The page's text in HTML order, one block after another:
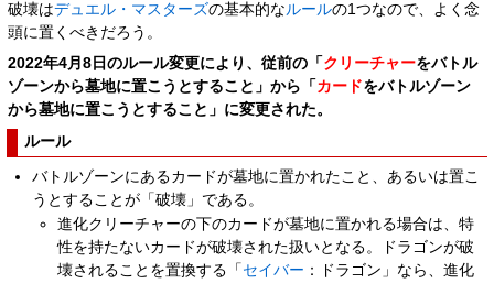
破壊はデュエル・マスターズの基本的なルールの1つなので、よく念
頭に置くべきだろう。
2022年4月8日のルール変更により、従前の「 クリーチャーをバトル
ゾーンから墓地に置こうとすること」から「 カードをバトルゾーン
から墓地に置こうとすること」に変更された。
ルール
バトルゾーンにあるカードが墓地に置かれたこと、あるいは置こ
うとすることが「破壊」である。
進化クリーチャーの下のカードが墓地に置かれる場合は、特
性を持たないカードが破壊された扱いとなる。ドラゴンが破
壊されることを置換する「 セイバー ：ドラゴン」なら、進化